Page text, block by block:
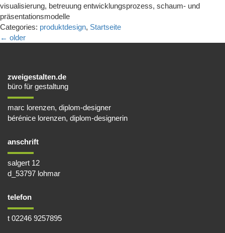
visualisierung, betreuung entwicklungsprozess, schaum- und
präsentationsmodelle
Categories: produktdesign, Startseite
← older
zweigestalten.de
büro für gestaltung
marc lorenzen, diplom-designer
bérénice lorenzen, diplom-designerin
anschrift
salgert 12
d_53797 lohmar
telefon
t 02246 9257895